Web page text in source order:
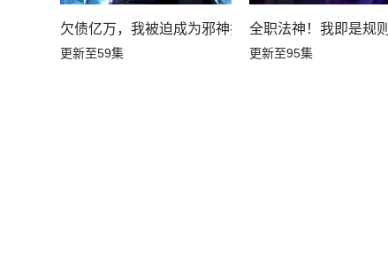
欠债亿万，我被迫成为邪神打工人
更新至59集
全职法神！我即是规则
更新至95集